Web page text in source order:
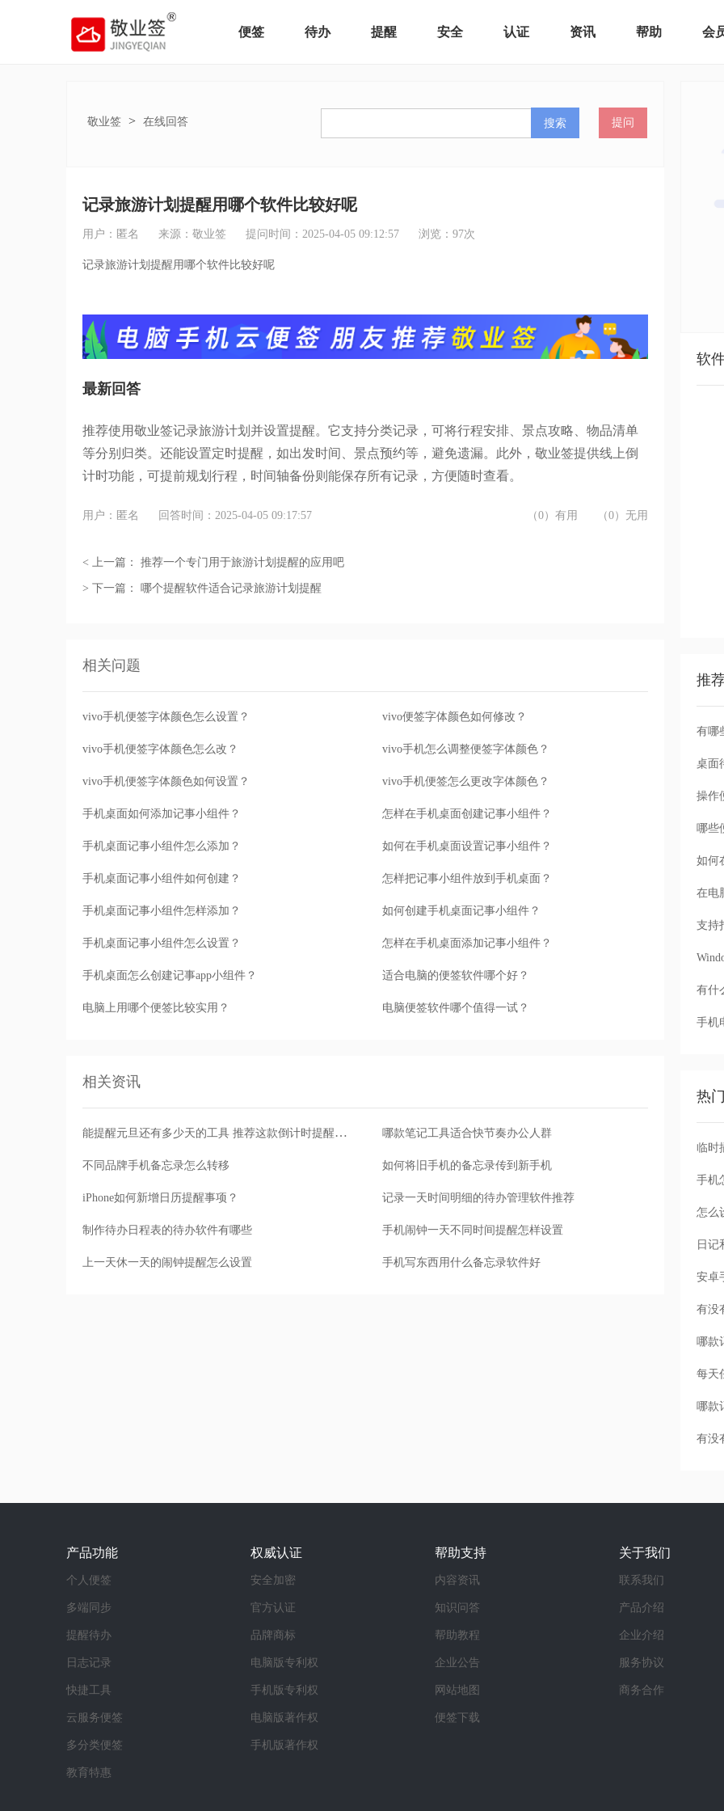
便签 待办 提醒 安全 认证 资讯 帮助 会
敬业签 > 在线回答 搜索 提问
记录旅游计划提醒用哪个软件比较好呢
用户：匿名 来源：敬业签 提问时间：2025-04-05 09:12:57 浏览： 97次
记录旅游计划提醒用哪个软件比较好呢
最新回答
推荐使用敬业签记录旅游计划并设置提醒。它支持分类记录，可将行程安排、景点攻略、物品清单
等分别归类。还能设置定时提醒，如出发时间、景点预约等，避免遗漏。此外，敬业签提供线上倒
计时功能，可提前规划行程，时间轴备份则能保存所有记录，方便随时查看。
用户：匿名 回答时间：2025-04-05 09:17:57 （0）有用 （0）无用
< 上一篇： 推荐一个专门用于旅游计划提醒的应用吧
> 下一篇： 哪个提醒软件适合记录旅游计划提醒
相关问题
vivo手机便签字体颜色怎么设置？ vivo便签字体颜色如何修改？
vivo手机便签字体颜色怎么改？ vivo手机怎么调整便签字体颜色？
vivo手机便签字体颜色如何设置？ vivo手机便签怎么更改字体颜色？
手机桌面如何添加记事小组件？ 怎样在手机桌面创建记事小组件？
手机桌面记事小组件怎么添加？ 如何在手机桌面设置记事小组件？
手机桌面记事小组件如何创建？ 怎样把记事小组件放到手机桌面？
手机桌面记事小组件怎样添加？ 如何创建手机桌面记事小组件？
手机桌面记事小组件怎么设置？ 怎样在手机桌面添加记事小组件？
手机桌面怎么创建记事app小组件？ 适合电脑的便签软件哪个好？
电脑上用哪个便签比较实用？ 电脑便签软件哪个值得一试？
相关资讯
能提醒元旦还有多少天的工具 推荐这款倒计时提醒APP 哪款笔记工具适合快节奏办公人群
不同品牌手机备忘录怎么转移 如何将旧手机的备忘录传到新手机
iPhone如何新增日历提醒事项？ 记录一天时间明细的待办管理软件推荐
制作待办日程表的待办软件有哪些 手机闹钟一天不同时间提醒怎样设置
上一天休一天的闹钟提醒怎么设置 手机写东西用什么备忘录软件好
软
推
有哪
桌面
操作
哪些
如何
在电
支持
有什
手机
热
手机
怎么
每天
产品功能
个人便签
多端同步
提醒待办
日志记录
快捷工具
云服务便签
多分类便签
教育特惠
权威认证
安全加密
官方认证
品牌商标
电脑版专利权
手机版专利权
电脑版著作权
手机版著作权
帮助支持
内容资讯
知识问答
帮助教程
企业公告
网站地图
便签下载
关于我们
联系我们
产品介绍
企业介绍
服务协议
商务合作